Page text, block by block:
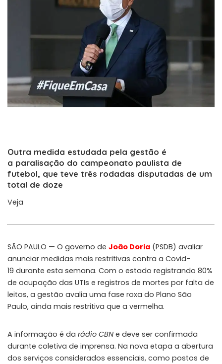
Outra medida estudada pela gestão é
a paralisação do campeonato paulista de
futebol, que teve três rodadas disputadas de um
total de doze
Veja
SÃO PAULO — O governo de João Doria (PSDB) avaliar
anunciar medidas mais restritivas contra a Covid-
19 durante esta semana. Com o estado registrando 80%
de ocupação das UTIs e registros de mortes por falta de
leitos, a gestão avalia uma fase roxa do Plano São
Paulo, ainda mais restritiva que a vermelha.
A informação é da rádio CBN e deve ser confirmada
durante coletiva de imprensa. Na nova etapa a abertura
dos serviços considerados essenciais, como postos de